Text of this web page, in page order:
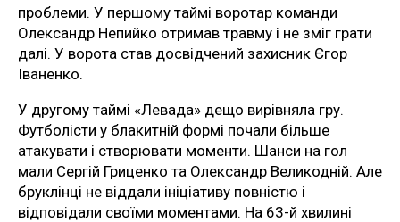
проблеми. У першому таймі воротар команди
Олександр Непийко отримав травму і не зміг грати
далі. У ворота став досвідчений захисник Єгор
Іваненко.
У другому таймі «Левада» дещо вирівняла гру.
Футболісти у блакитній формі почали більше
атакувати і створювати моменти. Шанси на гол
мали Сергій Гриценко та Олександр Великодній. Але
бруклінці не віддали ініціативу повністю і
відповідали своїми моментами. На 63-й хвилині